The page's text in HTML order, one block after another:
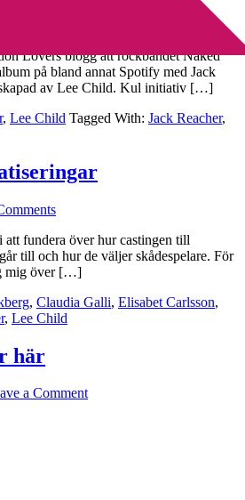
Lovers blogg att rockbandet Naked
på bland annat Spotify med Jack
skapad av Lee Child. Kul initiativ […]
, Lee Child Tagged With: Jack Reacher,
fundera över hur castingen till
till och hur de väljer skådespelare. För
mig över […]
, Claudia Galli, Elisabet Carlsson,
, Lee Child
här
a Comment